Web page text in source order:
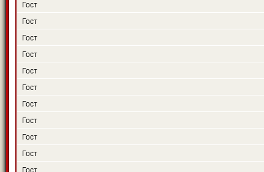
Гост
Гост
Гост
Гост
Гост
Гост
Гост
Гост
Гост
Гост
Гост